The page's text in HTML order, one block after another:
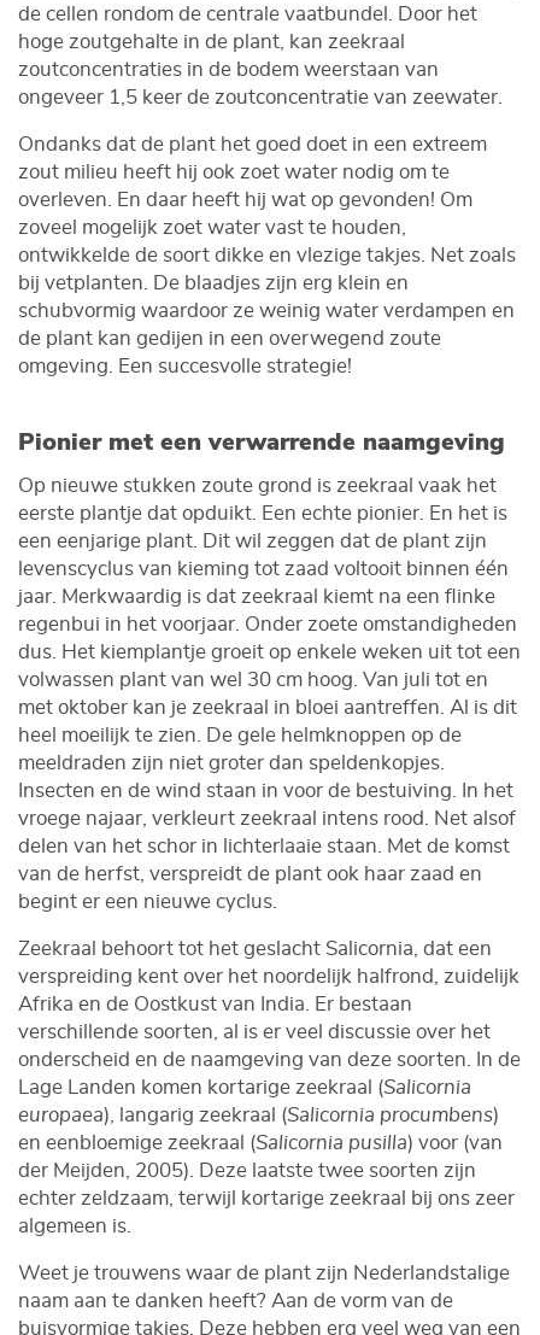
de cellen rondom de centrale vaatbundel. Door het
hoge zoutgehalte in de plant, kan zeekraal
zoutconcentraties in de bodem weerstaan van
ongeveer 1,5 keer de zoutconcentratie van zeewater.
Ondanks dat de plant het goed doet in een extreem
zout milieu heeft hij ook zoet water nodig om te
overleven. En daar heeft hij wat op gevonden! Om
zoveel mogelijk zoet water vast te houden,
ontwikkelde de soort dikke en vlezige takjes. Net zoals
bij vetplanten. De blaadjes zijn erg klein en
schubvormig waardoor ze weinig water verdampen en
de plant kan gedijen in een overwegend zoute
omgeving. Een succesvolle strategie!
Pionier met een verwarrende naamgeving
Op nieuwe stukken zoute grond is zeekraal vaak het
eerste plantje dat opduikt. Een echte pionier. En het is
een eenjarige plant. Dit wil zeggen dat de plant zijn
levenscyclus van kieming tot zaad voltooit binnen één
jaar. Merkwaardig is dat zeekraal kiemt na een flinke
regenbui in het voorjaar. Onder zoete omstandigheden
dus. Het kiemplantje groeit op enkele weken uit tot een
volwassen plant van wel 30 cm hoog. Van juli tot en
met oktober kan je zeekraal in bloei aantreffen. Al is dit
heel moeilijk te zien. De gele helmknoppen op de
meeldraden zijn niet groter dan speldenkopjes.
Insecten en de wind staan in voor de bestuiving. In het
vroege najaar, verkleurt zeekraal intens rood. Net alsof
delen van het schor in lichterlaaie staan. Met de komst
van de herfst, verspreidt de plant ook haar zaad en
begint er een nieuwe cyclus.
Zeekraal behoort tot het geslacht Salicornia, dat een
verspreiding kent over het noordelijk halfrond, zuidelijk
Afrika en de Oostkust van India. Er bestaan
verschillende soorten, al is er veel discussie over het
onderscheid en de naamgeving van deze soorten. In de
Lage Landen komen kortarige zeekraal (Salicornia
europaea), langarig zeekraal (Salicornia procumbens)
en eenbloemige zeekraal (Salicornia pusilla) voor (van
der Meijden, 2005). Deze laatste twee soorten zijn
echter zeldzaam, terwijl kortarige zeekraal bij ons zeer
algemeen is.
Weet je trouwens waar de plant zijn Nederlandstalige
naam aan te danken heeft? Aan de vorm van de
buisvormige takjes. Deze hebben erg veel weg van een